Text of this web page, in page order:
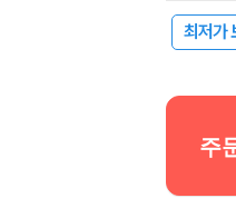
최저가
주